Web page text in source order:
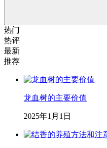
热门
热评
最新
推荐
龙血树的主要价值
2025年1月1日